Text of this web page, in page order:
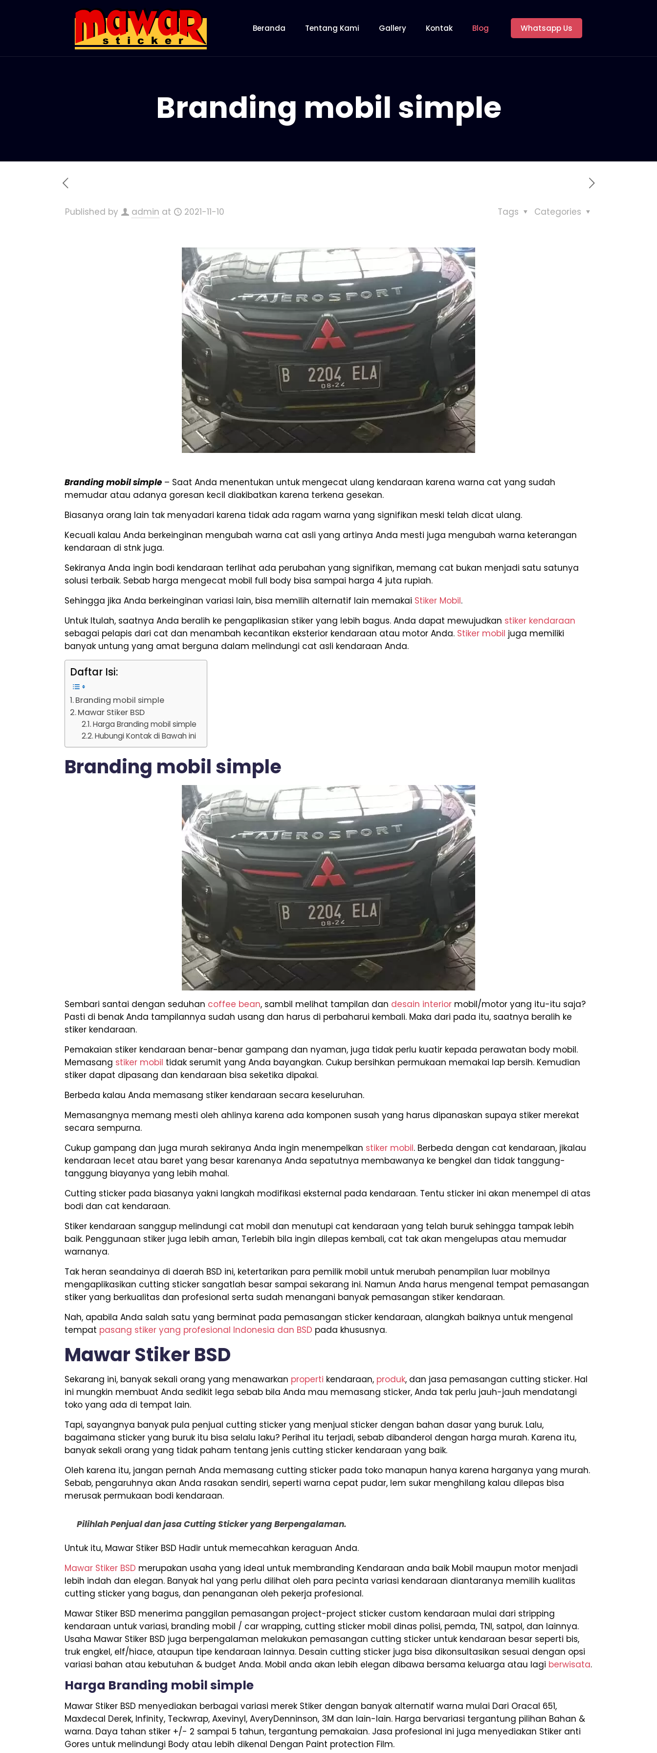
Beranda Tentang Kami Gallery Kontak Blog Whatsapp Us
Branding mobil simple
Published by admin at 2021-11-10 Categories
Tags
Branding mobil simple – Saat Anda menentukan untuk mengecat ulang kendaraan karena warna cat yang sudah
memudar atau adanya goresan kecil diakibatkan karena terkena gesekan.
Biasanya orang lain tak menyadari karena tidak ada ragam warna yang signifikan meski telah dicat ulang.
Kecuali kalau Anda berkeinginan mengubah warna cat asli yang artinya Anda mesti juga mengubah warna keterangan
kendaraan di stnk juga.
Sekiranya Anda ingin bodi kendaraan terlihat ada perubahan yang signifikan, memang cat bukan menjadi satu satunya
solusi terbaik. Sebab harga mengecat mobil full body bisa sampai harga 4 juta rupiah.
Sehingga jika Anda berkeinginan variasi lain, bisa memilih alternatif lain memakai Stiker Mobil.
Untuk Itulah, saatnya Anda beralih ke pengaplikasian stiker yang lebih bagus. Anda dapat mewujudkan stiker kendaraan
sebagai pelapis dari cat dan menambah kecantikan eksterior kendaraan atau motor Anda. Stiker mobil juga memiliki
banyak untung yang amat berguna dalam melindungi cat asli kendaraan Anda.
Daftar Isi:
Branding mobil simple
Mawar Stiker BSD
Harga Branding mobil simple
Hubungi Kontak di Bawah ini
Branding mobil simple
Sembari santai dengan seduhan coffee bean, sambil melihat tampilan dan desain interior mobil/motor yang itu-itu saja?
Pasti di benak Anda tampilannya sudah usang dan harus di perbaharui kembali. Maka dari pada itu, saatnya beralih ke
stiker kendaraan.
Pemakaian stiker kendaraan benar-benar gampang dan nyaman, juga tidak perlu kuatir kepada perawatan body mobil.
Memasang stiker mobil tidak serumit yang Anda bayangkan. Cukup bersihkan permukaan memakai lap bersih. Kemudian
stiker dapat dipasang dan kendaraan bisa seketika dipakai.
Berbeda kalau Anda memasang stiker kendaraan secara keseluruhan.
Memasangnya memang mesti oleh ahlinya karena ada komponen susah yang harus dipanaskan supaya stiker merekat
secara sempurna.
Cukup gampang dan juga murah sekiranya Anda ingin menempelkan stiker mobil. Berbeda dengan cat kendaraan, jikalau
kendaraan lecet atau baret yang besar karenanya Anda sepatutnya membawanya ke bengkel dan tidak tanggung-
tanggung biayanya yang lebih mahal.
Cutting sticker pada biasanya yakni langkah modifikasi eksternal pada kendaraan. Tentu sticker ini akan menempel di atas
bodi dan cat kendaraan.
Stiker kendaraan sanggup melindungi cat mobil dan menutupi cat kendaraan yang telah buruk sehingga tampak lebih
baik. Penggunaan stiker juga lebih aman, Terlebih bila ingin dilepas kembali, cat tak akan mengelupas atau memudar
warnanya.
Tak heran seandainya di daerah BSD ini, ketertarikan para pemilik mobil untuk merubah penampilan luar mobilnya
mengaplikasikan cutting sticker sangatlah besar sampai sekarang ini. Namun Anda harus mengenal tempat pemasangan
stiker yang berkualitas dan profesional serta sudah menangani banyak pemasangan stiker kendaraan.
Nah, apabila Anda salah satu yang berminat pada pemasangan sticker kendaraan, alangkah baiknya untuk mengenal
tempat pasang stiker yang profesional Indonesia dan BSD pada khususnya.
Mawar Stiker BSD
Sekarang ini, banyak sekali orang yang menawarkan properti kendaraan, produk, dan jasa pemasangan cutting sticker. Hal
ini mungkin membuat Anda sedikit lega sebab bila Anda mau memasang sticker, Anda tak perlu jauh-jauh mendatangi
toko yang ada di tempat lain.
Tapi, sayangnya banyak pula penjual cutting sticker yang menjual sticker dengan bahan dasar yang buruk. Lalu,
bagaimana sticker yang buruk itu bisa selalu laku? Perihal itu terjadi, sebab dibanderol dengan harga murah. Karena itu,
banyak sekali orang yang tidak paham tentang jenis cutting sticker kendaraan yang baik.
Oleh karena itu, jangan pernah Anda memasang cutting sticker pada toko manapun hanya karena harganya yang murah.
Sebab, pengaruhnya akan Anda rasakan sendiri, seperti warna cepat pudar, lem sukar menghilang kalau dilepas bisa
merusak permukaan bodi kendaraan.
Pilihlah Penjual dan jasa Cutting Sticker yang Berpengalaman.
Untuk itu, Mawar Stiker BSD Hadir untuk memecahkan keraguan Anda.
Mawar Stiker BSD merupakan usaha yang ideal untuk membranding Kendaraan anda baik Mobil maupun motor menjadi
lebih indah dan elegan. Banyak hal yang perlu dilihat oleh para pecinta variasi kendaraan diantaranya memilih kualitas
cutting sticker yang bagus, dan penanganan oleh pekerja profesional.
Mawar Stiker BSD menerima panggilan pemasangan project-project sticker custom kendaraan mulai dari stripping
kendaraan untuk variasi, branding mobil / car wrapping, cutting sticker mobil dinas polisi, pemda, TNI, satpol, dan lainnya.
Usaha Mawar Stiker BSD juga berpengalaman melakukan pemasangan cutting sticker untuk kendaraan besar seperti bis,
truk engkel, elf/hiace, ataupun tipe kendaraan lainnya. Desain cutting sticker juga bisa dikonsultasikan sesuai dengan opsi
variasi bahan atau kebutuhan & budget Anda. Mobil anda akan lebih elegan dibawa bersama keluarga atau lagi berwisata.
Harga Branding mobil simple
Mawar Stiker BSD menyediakan berbagai variasi merek Stiker dengan banyak alternatif warna mulai Dari Oracal 651,
Maxdecal Derek, Infinity, Teckwrap, Axevinyl, AveryDenninson, 3M dan lain-lain. Harga bervariasi tergantung pilihan Bahan &
warna. Daya tahan stiker +/- 2 sampai 5 tahun, tergantung pemakaian. Jasa profesional ini juga menyediakan Stiker anti
Gores untuk melindungi Body atau lebih dikenal Dengan Paint protection Film.